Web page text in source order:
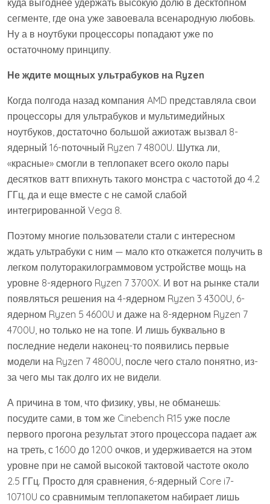
куда выгоднее удержать высокую долю в десктопном
сегменте, где она уже завоевала всенародную любовь.
Ну а в ноутбуки процессоры попадают уже по
остаточному принципу.
Не ждите мощных ультрабуков на Ryzen
Когда полгода назад компания AMD представляла свои
процессоры для ультрабуков и мультимедийных
ноутбуков, достаточно большой ажиотаж вызвал 8-
ядерный 16-поточный Ryzen 7 4800U. Шутка ли,
«красные» смогли в теплопакет всего около пары
десятков ватт впихнуть такого монстра с частотой до 4.2
ГГц, да и еще вместе с не самой слабой
интегрированной Vega 8.
Поэтому многие пользователи стали с интересном
ждать ультрабуки с ним — мало кто откажется получить в
легком полуторакилограммовом устройстве мощь на
уровне 8-ядерного Ryzen 7 3700X. И вот на рынке стали
появляться решения на 4-ядерном Ryzen 3 4300U, 6-
ядерном Ryzen 5 4600U и даже на 8-ядерном Ryzen 7
4700U, но только не на топе. И лишь буквально в
последние недели наконец-то появились первые
модели на Ryzen 7 4800U, после чего стало понятно, из-
за чего мы так долго их не видели.
А причина в том, что физику, увы, не обманешь:
посудите сами, в том же Cinebench R15 уже после
первого прогона результат этого процессора падает аж
на треть, с 1600 до 1200 очков, и удерживается на этом
уровне при не самой высокой тактовой частоте около
2.5 ГГц. Просто для сравнения, 6-ядерный Core i7-
10710U со сравнимым теплопакетом набирает лишь